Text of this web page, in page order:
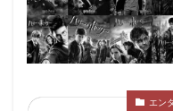
エン